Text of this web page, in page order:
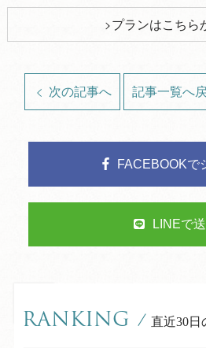
プランはこちら
次の記事へ 記事一覧へ
FACEBOOKで
LINEで
RANKING / 直近30日